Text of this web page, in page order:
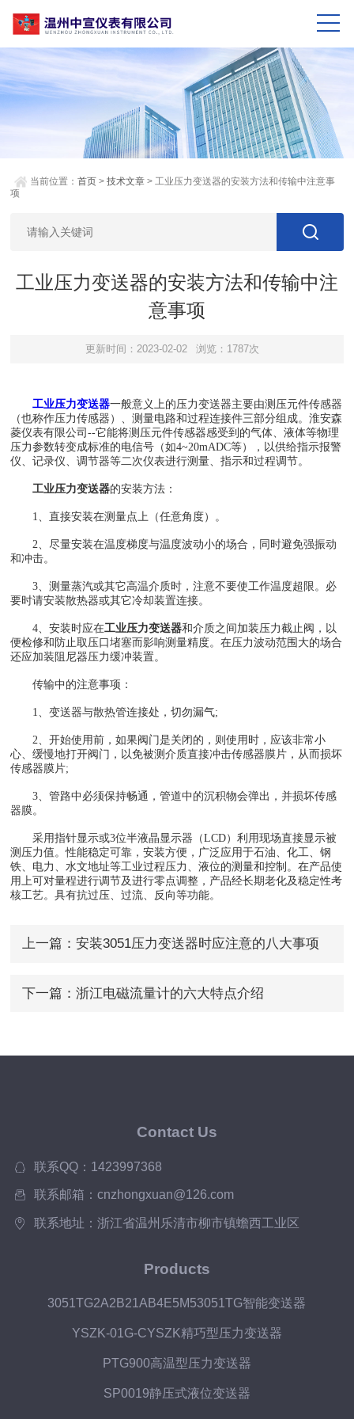
当前位置：首页 >技术文章 > 工业压力变送器的安装方法和传输中注意事
项
工业压力变送器的安装方法和传输中注
意事项
更新时间：2023-02-02 浏览：1787次
工业压力变送器一般意义上的压力变送器主要由测压元件传感器
（也称作压力传感器）、测量电路和过程连接件三部分组成。淮安森
菱仪表有限公司--它能将测压元件传感器感受到的气体、液体等物理
压力参数转变成标准的电信号（如4~20mADC等），以供给指示报警
仪、记录仪、调节器等二次仪表进行测量、指示和过程调节。
工业压力变送器的安装方法：
1、直接安装在测量点上（任意角度）。
2、尽量安装在温度梯度与温度波动小的场合，同时避免强振动
和冲击。
3、测量蒸汽或其它高温介质时，注意不要使工作温度超限。必
要时请安装散热器或其它冷却装置连接。
4、安装时应在工业压力变送器和介质之间加装压力截止阀，以
便检修和防止取压口堵塞而影响测量精度。在压力波动范围大的场合
还应加装阻尼器压力缓冲装置。
传输中的注意事项：
1、变送器与散热管连接处，切勿漏气;
2、开始使用前，如果阀门是关闭的，则使用时，应该非常小
心、缓慢地打开阀门，以免被测介质直接冲击传感器膜片，从而损坏
传感器膜片;
3、管路中必须保持畅通，管道中的沉积物会弹出，并损坏传感
器膜。
采用指针显示或3位半液晶显示器（LCD）利用现场直接显示被
测压力值。性能稳定可靠，安装方便，广泛应用于石油、化工、钢
铁、电力、水文地址等工业过程压力、液位的测量和控制。在产品使
用上可对量程进行调节及进行零点调整，产品经长期老化及稳定性考
核工艺。具有抗过压、过流、反向等功能。
上一篇： 安装3051压力变送器时应注意的八大事项
下一篇： 浙江电磁流量计的六大特点介绍
Contact Us
联系QQ：1423997368
联系邮箱：cnzhongxuan@126.com
联系地址：浙江省温州乐清市柳市镇蟾西工业区
Products
3051TG2A2B21AB4E5M53051TG智能变送器
YSZK-01G-CYSZK精巧型压力变送器
PTG900高温型压力变送器
SP0019静压式液位变送器